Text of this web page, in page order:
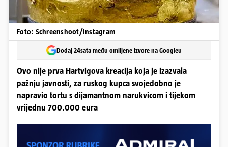
Foto: Schreenshoot/Instagram
Dodaj 24sata među omiljene izvore na Googleu
Ovo nije prva Hartvigova kreacija koja je izazvala
pažnju javnosti, za ruskog kupca svojedobno je
napravio tortu s dijamantnom narukvicom i tijekom
vrijednu 700.000 eura